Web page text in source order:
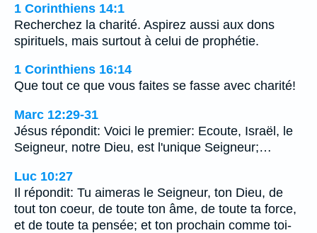
1 Corinthiens 14:1
Recherchez la charité. Aspirez aussi aux dons
spirituels, mais surtout à celui de prophétie.
1 Corinthiens 16:14
Que tout ce que vous faites se fasse avec charité!
Marc 12:29-31
Jésus répondit: Voici le premier: Ecoute, Israël, le
Seigneur, notre Dieu, est l'unique Seigneur;…
Luc 10:27
Il répondit: Tu aimeras le Seigneur, ton Dieu, de
tout ton coeur, de toute ton âme, de toute ta force,
et de toute ta pensée; et ton prochain comme toi-